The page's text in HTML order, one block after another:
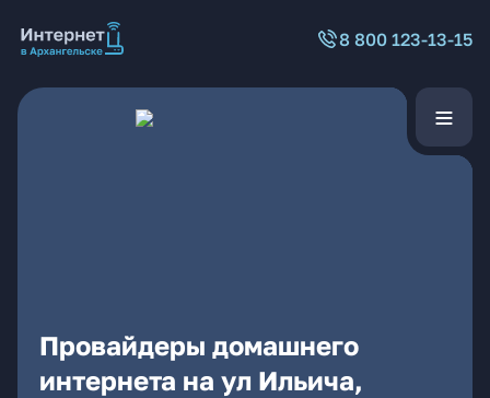
8 800 123-13-15
Провайдеры домашнего
интернета на ул Ильича,